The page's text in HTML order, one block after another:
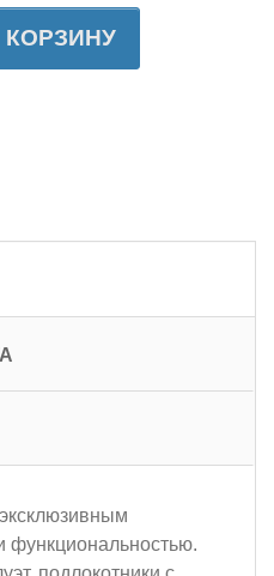
В КОРЗИНУ
функциональностью.